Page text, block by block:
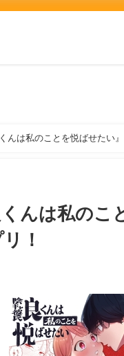
んは私のことを悦ばせたい
んは私のこ
！